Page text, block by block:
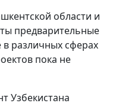
области и
предварительные
в различных сферах
пока не
Узбекистана